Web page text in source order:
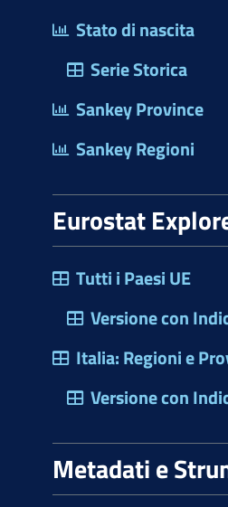
Stato di nascita
Serie Storica
Sankey Province
Sankey Regioni
Eurostat
Tutti i Paesi UE
Versione con
Italia: Regioni e
Versione con
Metadati e